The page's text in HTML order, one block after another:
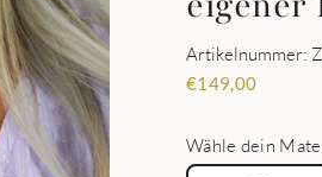
Artikelnummer:
€149,00
Wähle dein